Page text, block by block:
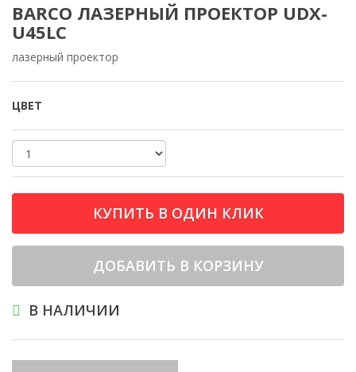
BARCO ЛАЗЕРНЫЙ ПРОЕКТОР UDX-
U45LC
лазерный проектор
ЦВЕТ
КУПИТЬ В ОДИН КЛИК
ДОБАВИТЬ В КОРЗИНУ
В НАЛИЧИИ